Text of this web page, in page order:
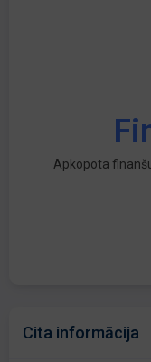
Apkopota
Cita informācija